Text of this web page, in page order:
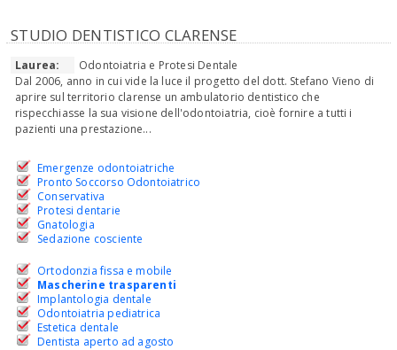
STUDIO DENTISTICO CLARENSE
Laurea:
Odontoiatria e Protesi Dentale
Dal 2006, anno in cui vide la luce il progetto del dott. Stefano Vieno di
aprire sul territorio clarense un ambulatorio dentistico che
rispecchiasse la sua visione dell'odontoiatria, cioè fornire a tutti i
pazienti una prestazione...
Emergenze odontoiatriche
Pronto Soccorso Odontoiatrico
Conservativa
Protesi dentarie
Gnatologia
Sedazione cosciente
Ortodonzia fissa e mobile
Mascherine trasparenti
Implantologia dentale
Odontoiatria pediatrica
Estetica dentale
Dentista aperto ad agosto